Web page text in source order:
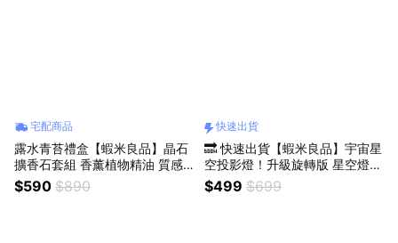
宅配商品
露水青苔禮盒【蝦米良品】晶石
擴香石套組 香薰植物精油 質感
玻璃擴香瓶 車用香氛石 聖誕節
交換禮物 生日禮物 情人節禮物
$590 $890
快速出貨
🔜 快速出貨【蝦米良品】宇宙星
空投影燈！升級旋轉版 星空燈
旋轉滿天星光投影燈 投射燈 小
夜燈 生日 聖誕節 交換禮物 聖誕
$499 $699